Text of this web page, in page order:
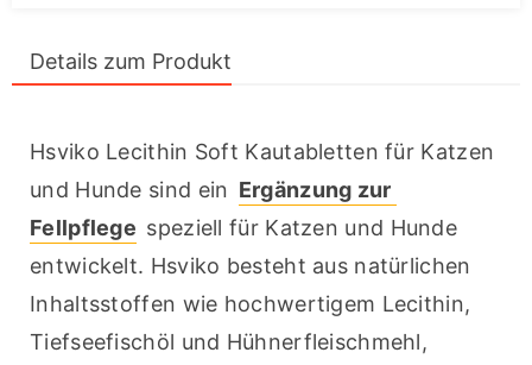
Details zum Produkt
Hsviko Lecithin Soft Kautabletten für Katzen
und Hunde sind ein Ergänzung zur
Fellpflege speziell für Katzen und Hunde
entwickelt. Hsviko besteht aus natürlichen
Inhaltsstoffen wie hochwertigem Lecithin,
Tiefseefischöl und Hühnerfleischmehl,